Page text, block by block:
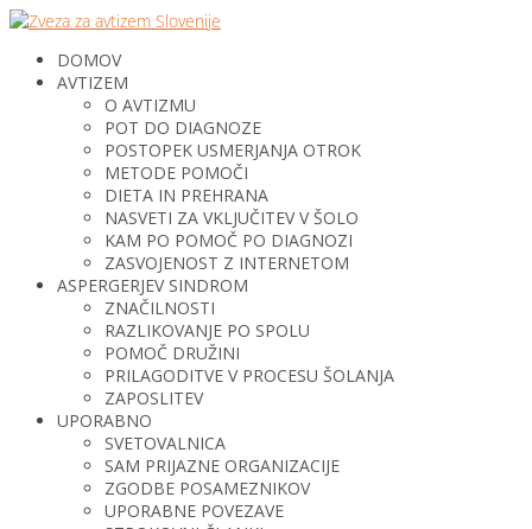
DOMOV
AVTIZEM
O AVTIZMU
POT DO DIAGNOZE
POSTOPEK USMERJANJA OTROK
METODE POMOČI
DIETA IN PREHRANA
NASVETI ZA VKLJUČITEV V ŠOLO
KAM PO POMOČ PO DIAGNOZI
ZASVOJENOST Z INTERNETOM
ASPERGERJEV SINDROM
ZNAČILNOSTI
RAZLIKOVANJE PO SPOLU
POMOČ DRUŽINI
PRILAGODITVE V PROCESU ŠOLANJA
ZAPOSLITEV
UPORABNO
SVETOVALNICA
SAM PRIJAZNE ORGANIZACIJE
ZGODBE POSAMEZNIKOV
UPORABNE POVEZAVE